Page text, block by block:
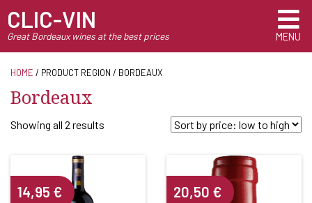
CLIC-VIN
Great Bordeaux wines at the best prices MENU
HOME / PRODUCT REGION / BORDEAUX
Bordeaux
Showing all 2 results
14,95 € 20,50 €